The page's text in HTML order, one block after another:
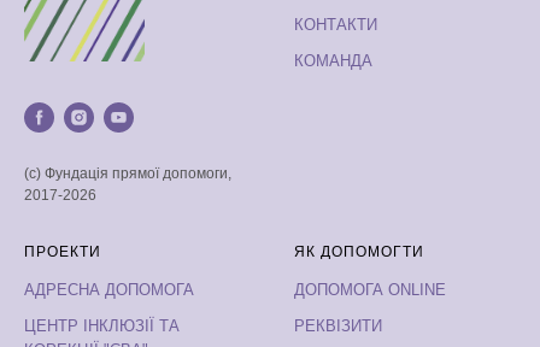
(с) Фундація прямої допомоги,
2017-2026
КОНТАКТИ
КОМАНДА
ПРОЕКТИ
АДРЕСНА ДОПОМОГА
ЦЕНТР ІНКЛЮЗІЇ ТА
ЯК ДОПОМОГТИ
ДОПОМОГА ONLINE
РЕКВІЗИТИ